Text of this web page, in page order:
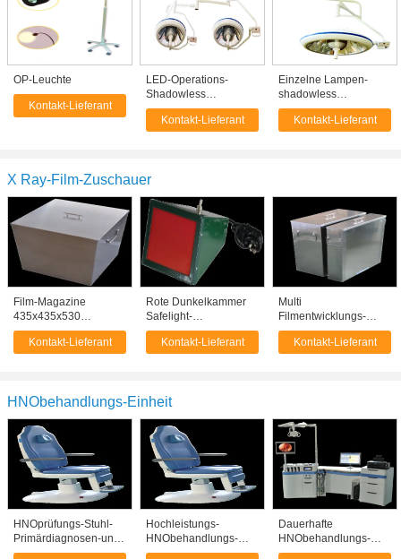
OP-Leuchte
Kontakt-Lieferant
LED-Operations-
Shadowless
Operationsleuchte-
Doppelt-Lampe mit
Kontakt-Lieferant
Einzelne Lampen-
shadowless
Deckenleuchte 50/60
Hz mit Temperatur der
Kontakt-Lieferant
X Ray-Film-Zuschauer
Film-Magazine
435x435x530
Millimeter des
Edelstahl-X Ray für
Kontakt-Lieferant
Rote Dunkelkammer
Safelight-
Dunkelkammer-
Ausrüstungs-einzelne
Kontakt-Lieferant
Multi
Filmentwicklungs-
Behälter der Größen-X
Ray, Edelstahl-
Kontakt-Lieferant
HNObehandlungs-Einheit
HNOprüfungs-Stuhl-
Primärdiagnosen-und
Behandlungs-Tabelle
Hochleistungs-
HNObehandlungs-
Einheit mit
Dauerhafte
HNObehandlungs-
Einheits-Ohr-Nasen-